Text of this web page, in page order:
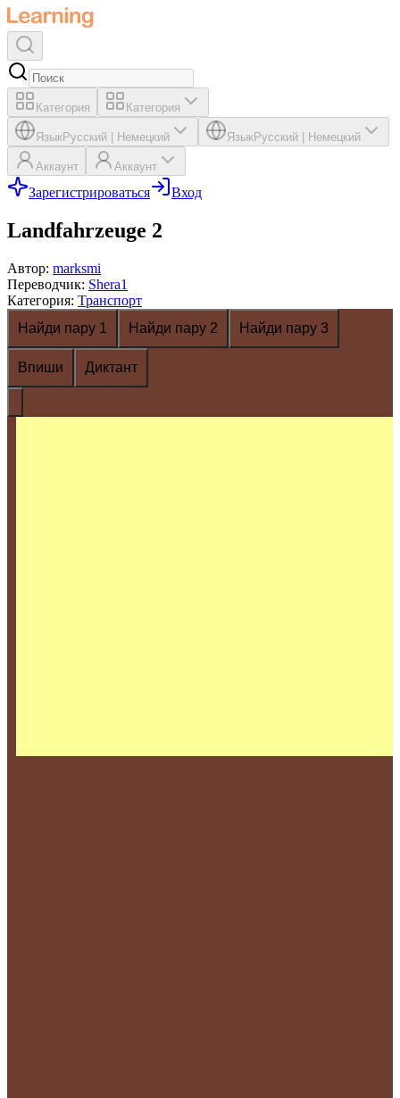
Категория Категория
ЯзыкРусский Немецкий ЯзыкРусский Немецкий
Аккаунт Аккаунт
Зарегистрироваться Вход
Landfahrzeuge 2
Автор: marksmi
Переводчик: Shera1
Категория: Транспорт
Найди пару 1
Найди пару 2 Найди пару 3
Впиши Диктант